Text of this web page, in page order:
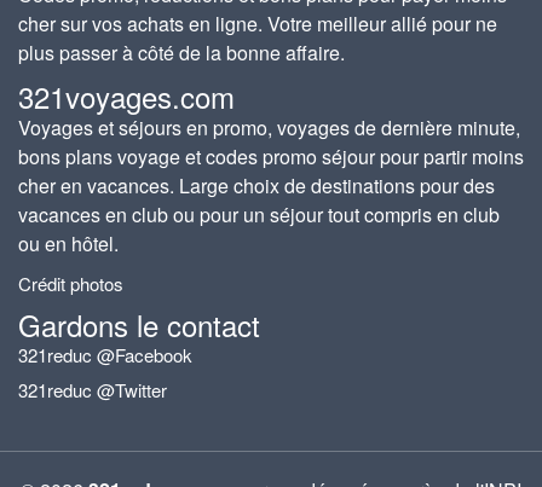
cher sur vos achats en ligne. Votre meilleur allié pour ne
plus passer à côté de la bonne affaire.
321voyages.com
Voyages et séjours en promo, voyages de dernière minute,
bons plans voyage et codes promo séjour pour partir moins
cher en vacances. Large choix de destinations pour des
vacances en club ou pour un séjour tout compris en club
ou en hôtel.
Crédit photos
Gardons le contact
321reduc @Facebook
321reduc @Twitter